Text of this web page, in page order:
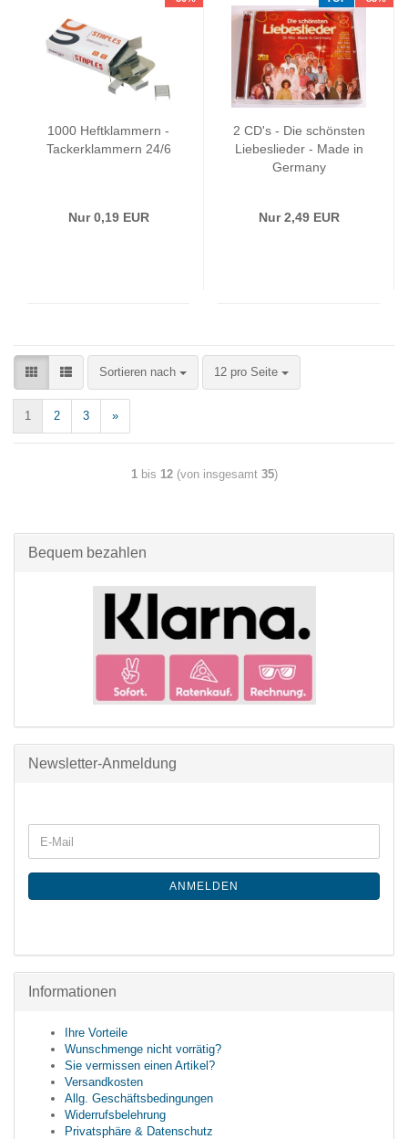
1000 Heftklammern -
Tackerklammern 24/6
Nur 0,19 EUR
2 CD's - Die schönsten
Liebeslieder - Made in
Germany
Nur 2,49 EUR
Sortieren nach 12 pro Seite
1 2 3 »
1bis 12(von insgesamt 35)
Bequem bezahlen
Newsletter-Anmeldung
ANMELDEN
Informationen
Ihre Vorteile
Wunschmenge nicht vorrätig?
Sie vermissen einen Artikel?
Versandkosten
Allg. Geschäftsbedingungen
Widerrufsbelehrung
Privatsphäre & Datenschutz